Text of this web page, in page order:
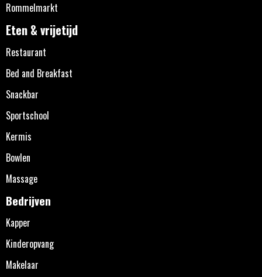
Rommelmarkt
Eten & vrijetijd
Restaurant
Bed and Breakfast
Snackbar
Sportschool
Kermis
Bowlen
Massage
Bedrijven
Kapper
Kinderopvang
Makelaar